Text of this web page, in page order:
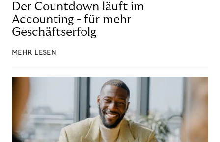
Der Countdown läuft im
Accounting - für mehr
Geschäftserfolg
MEHR LESEN